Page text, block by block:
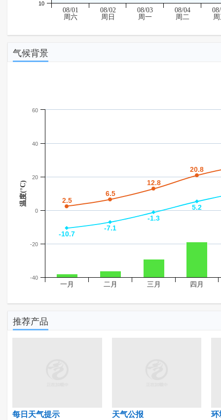
10
08/01
周六
08/02
周日
08/03
周一
08/04
周二
气候背景
温度(°C) 2.5
2.5
6.5
6.5
12.8
12.8
20.8
20.8
-10.7
-10.7
-7.1
-7.1
-1.3
-1.3
5.2
5.2
一月 二月 三月 四月
-40
-20
0
20
40
60
推荐产品
每日天气提示 天气公报